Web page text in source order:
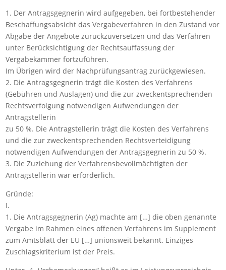
1. Der Antragsgegnerin wird aufgegeben, bei fortbestehender
Beschaffungsabsicht das Vergabeverfahren in den Zustand vor
Abgabe der Angebote zurückzuversetzen und das Verfahren
unter Berücksichtigung der Rechtsauffassung der
Vergabekammer fortzuführen.
Im Übrigen wird der Nachprüfungsantrag zurückgewiesen.
2. Die Antragsgegnerin trägt die Kosten des Verfahrens
(Gebühren und Auslagen) und die zur zweckentsprechenden
Rechtsverfolgung notwendigen Aufwendungen der
Antragstellerin
zu 50 %. Die Antragstellerin trägt die Kosten des Verfahrens
und die zur zweckentsprechenden Rechtsverteidigung
notwendigen Aufwendungen der Antragsgegnerin zu 50 %.
3. Die Zuziehung der Verfahrensbevollmächtigten der
Antragstellerin war erforderlich.
Gründe:
I.
1. Die Antragsgegnerin (Ag) machte am […] die oben genannte
Vergabe im Rahmen eines offenen Verfahrens im Supplement
zum Amtsblatt der EU […] unionsweit bekannt. Einziges
Zuschlagskriterium ist der Preis.